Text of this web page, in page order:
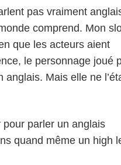
pas vraiment
comprend. Mon
que les acteurs aient
le personnage joué
Mais elle ne
parler un anglais
quand même un high